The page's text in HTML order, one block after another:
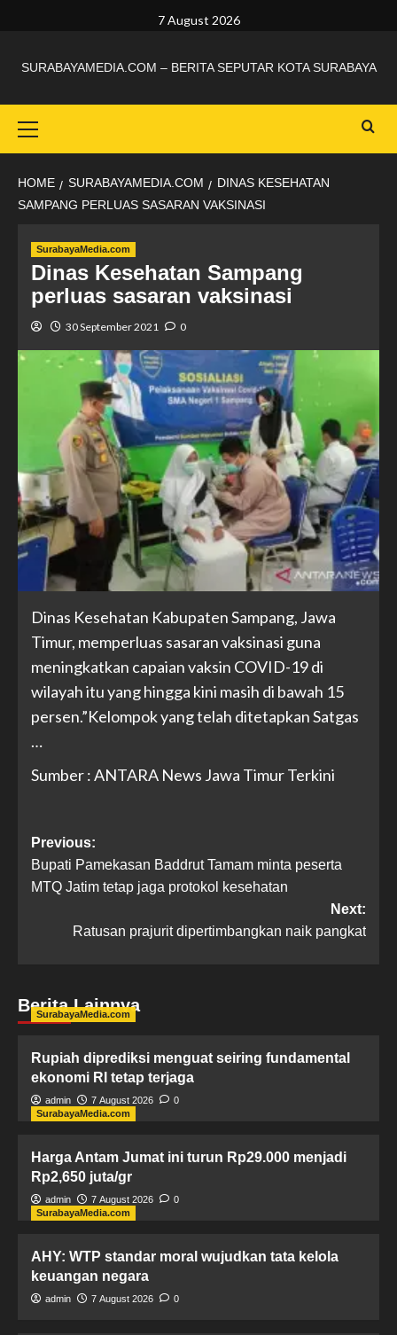
7 August 2026
SURABAYAMEDIA.COM – BERITA SEPUTAR KOTA SURABAYA
HOME SURABAYAMEDIA.COM
DINAS KESEHATAN
SAMPANG PERLUAS SASARAN VAKSINASI
SurabayaMedia.com
Dinas Kesehatan Sampang
perluas sasaran vaksinasi
30 September 2021 0
Dinas Kesehatan Kabupaten Sampang, Jawa
Timur, memperluas sasaran vaksinasi guna
meningkatkan capaian vaksin COVID-19 di
wilayah itu yang hingga kini masih di bawah 15
persen.”Kelompok yang telah ditetapkan Satgas
…
Sumber : ANTARA News Jawa Timur Terkini
Previous:
Bupati Pamekasan Baddrut Tamam minta peserta
MTQ Jatim tetap jaga protokol kesehatan
Next:
Ratusan prajurit dipertimbangkan naik pangkat
Berita Lainnya
SurabayaMedia.com
Rupiah diprediksi menguat seiring fundamental
ekonomi RI tetap terjaga
admin 7 August 2026
0
SurabayaMedia.com
Harga Antam Jumat ini turun Rp29.000 menjadi
Rp2,650 juta/gr
admin 7 August 2026
0
SurabayaMedia.com
AHY: WTP standar moral wujudkan tata kelola
keuangan negara
admin 7 August 2026 0